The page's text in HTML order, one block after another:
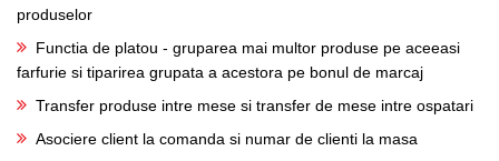
produselor
Functia de platou - gruparea mai multor produse pe aceeasi
farfurie si tiparirea grupata a acestora pe bonul de marcaj
Transfer produse intre mese si transfer de mese intre ospatari
Asociere client la comanda si numar de clienti la masa